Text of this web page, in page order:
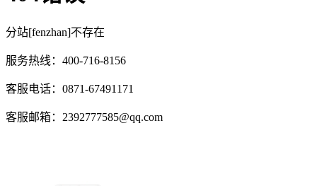
分站[fenzhan]不存在
服务热线：400-716-8156
客服电话：0871-67491171
客服邮箱：2392777585@qq.com